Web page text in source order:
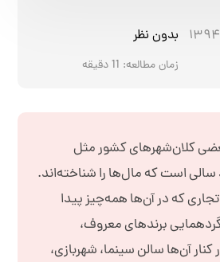
بدون نظر
زمان مطالعه: 11دقیقه
کلان‌شهرهای کشور مثل
است که مال‌ها را شناخته‌اند.
که در آن‌ها همه‌چیز پیدا
برندهای معروف،
آن‌ها سالن سینما، شهربازی،